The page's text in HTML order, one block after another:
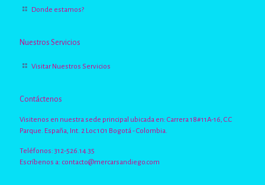
Donde estamos?
Nuestros Servicios
Visitar Nuestros Servicios
Contáctenos
Visitenos en nuestra sede principal ubicada en: Carrera 18#11A-16, C.C
Parque. España, Int. 2 Loc 101 Bogotá - Colombia.
Teléfonos: 312-526.14.35
Escríbenos a: contacto@mercarsandiego.com